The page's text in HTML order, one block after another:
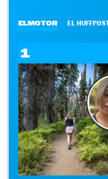
ELMOTOR EL
1